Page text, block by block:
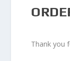
Thank you